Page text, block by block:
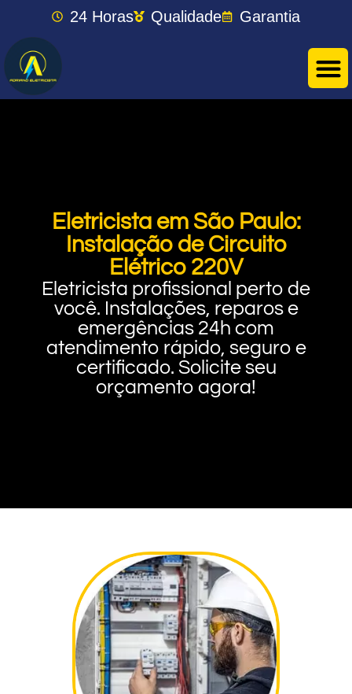
24 Horas Qualidade Garantia
Eletricista em São Paulo:
Instalação de Circuito
Elétrico 220V
Eletricista profissional perto de
você. Instalações, reparos e
emergências 24h com
atendimento rápido, seguro e
certificado. Solicite seu
orçamento agora!